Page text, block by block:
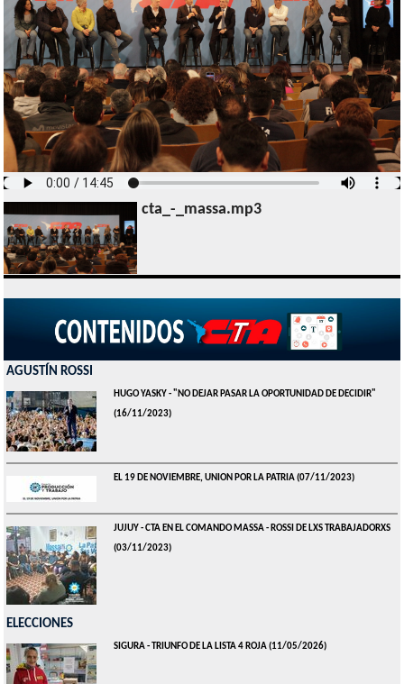
cta_-_massa.mp3
AGUSTÍN ROSSI
HUGO YASKY - "NO DEJAR PASAR LA OPORTUNIDAD DE DECIDIR"
(16/11/2023)
EL 19 DE NOVIEMBRE, UNION POR LA PATRIA(07/11/2023)
JUJUY - CTA EN EL COMANDO MASSA - ROSSI DE LXS TRABAJADORXS
(03/11/2023)
ELECCIONES
SIGURA - TRIUNFO DE LA LISTA 4 ROJA(11/05/2026)